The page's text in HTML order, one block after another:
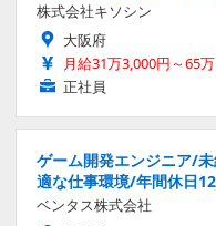
株式会社キソシン
大阪府
月給31万3,000円～65
正社員
ゲーム開発エンジニア/
適な仕事環境/年間休日
ベンタス株式会社